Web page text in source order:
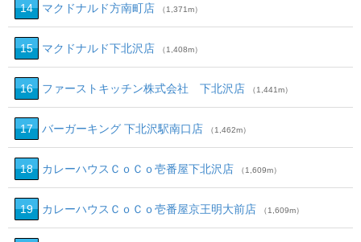
14 マクドナルド方南町店 （1,371m）
15 マクドナルド下北沢店 （1,408m）
16 ファーストキッチン株式会社 下北沢店 （1,441m）
17 バーガーキング 下北沢駅南口店 （1,462m）
18 カレーハウスＣｏＣｏ壱番屋下北沢店 （1,609m）
19 カレーハウスＣｏＣｏ壱番屋京王明大前店 （1,609m）